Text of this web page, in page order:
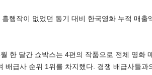
행작이 없었던 동기 대비 한국영화 누적 매출
한 달간 쇼박스는 4편의 작품으로 전체 영화
배급사 순위 1위를 차지했다. 경쟁 배급사들과